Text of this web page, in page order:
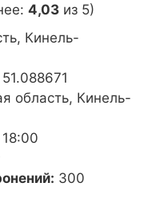
4,03 из 5)
Кинель-
область, Кинель-
300